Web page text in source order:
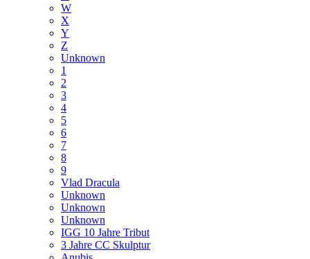
W
X
Y
Z
Unknown
1
2
3
4
5
6
7
8
9
Vlad Dracula
Unknown
Unknown
Unknown
IGG 10 Jahre Tribut
3 Jahre CC Skulptur